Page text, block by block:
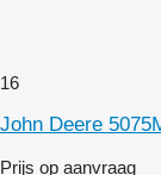
16
John Deere
Prijs op aanvraag